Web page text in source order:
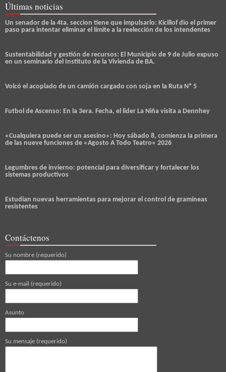
Últimas noticias
Un senador de la 4ta. seccion tiene que impulsarlo: Kicillof dio el primer
paso para intentar eliminar el límite a la reelección de los intendentes
Sustentabilidad y gestión de recursos: El Municipio de 9 de Julio expuso
en un seminario del Instituto de la Vivienda de BA.
Volcó el acoplado de un camión cargado con soja en la Ruta Nº 5
Futbol de Ascenso: En la 3era. Fecha, el lider La Niña visita a Dennhey
«Cualquiera puede ser un asesino»: Hoy sábado 8, comienza la primera
de las nueve funciones de «Agosto A Todo Teatro» 2026
Legumbres de invierno: potencial para diversificar y fortalecer los
sistemas productivos
Estudian nuevas herramientas para mejorar el control de gramíneas
resistentes
Contáctenos
Su nombre (requerido)
Su e-mail (requerido)
Asunto
Su mensaje (requerido)